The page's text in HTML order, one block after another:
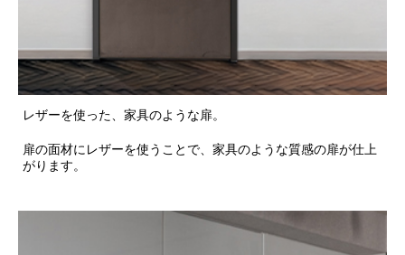
レザーを使った、家具のような扉。
扉の面材にレザーを使うことで、家具のような質感の扉が仕上
がります。